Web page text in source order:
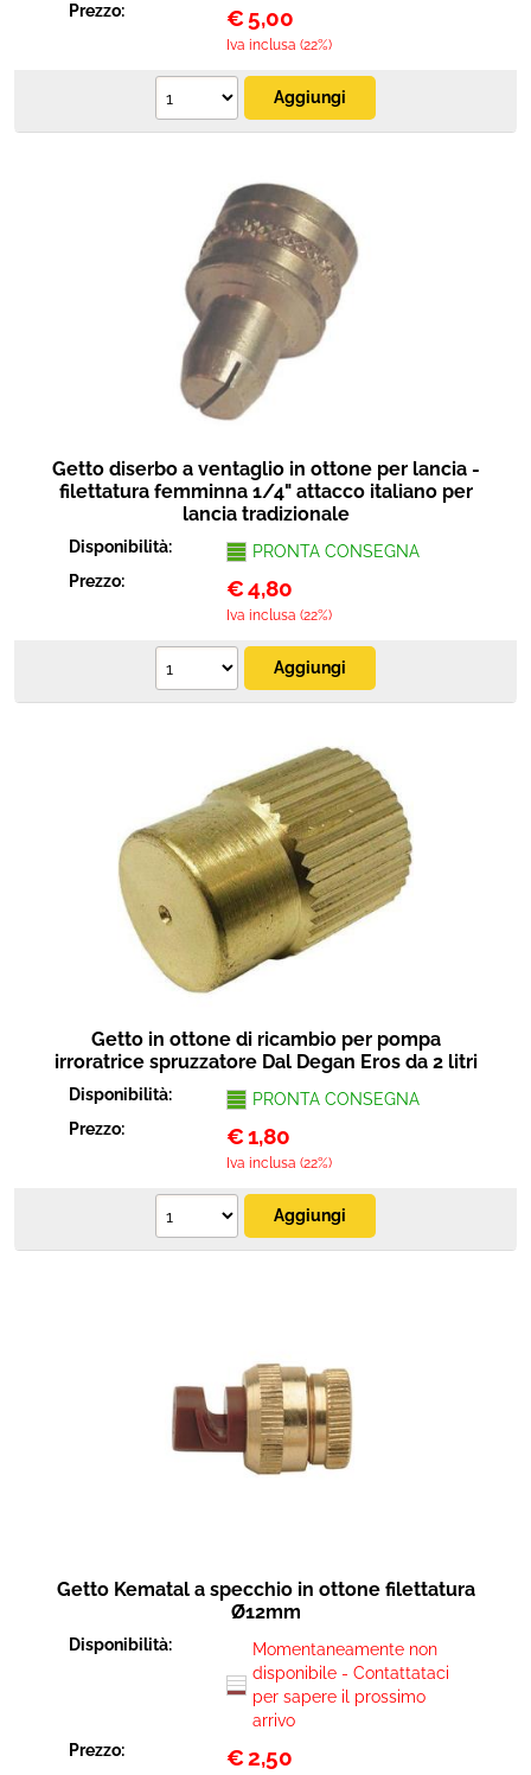
Prezzo:
€ 5,00
Iva inclusa (22%)
Getto diserbo a ventaglio in ottone per lancia -
filettatura femminna 1/4" attacco italiano per
lancia tradizionale
Disponibilità:
PRONTA CONSEGNA
Prezzo:
€4,80
Iva inclusa (22%)
Getto in ottone di ricambio per pompa
irroratrice spruzzatore Dal Degan Eros da 2 litri
Disponibilità:
PRONTA CONSEGNA
Prezzo:
€1,80
Iva inclusa (22%)
Getto Kematal a specchio in ottone filettatura
Ø12mm
Disponibilità:
Momentaneamente non
disponibile - Contattataci
per sapere il prossimo
arrivo
Prezzo:
€2,50